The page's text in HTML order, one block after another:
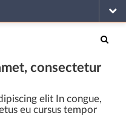
consectetur
elit In congue,
eu cursus tempor